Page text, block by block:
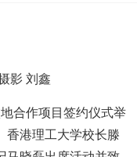
影 刘鑫
合作项目签约仪式举
香港理工大学校长滕